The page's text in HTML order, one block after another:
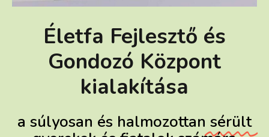
Életfa Fejlesztő és
Gondozó Központ
kialakítása
a súlyosan és halmozottan sérült